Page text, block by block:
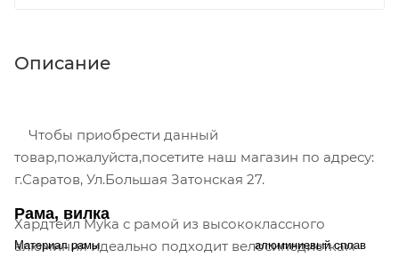
Описание
Чтобы приобрести данный
товар,пожалуйста,посетите наш магазин по адресу:
г.Саратов, Ул.Большая Затонская 27.
Хардтейл Myka с рамой из высококлассного
алюминия идеально подходит велосипедисткам
Рама, вилка
Материал рамы алюминиевый сплав